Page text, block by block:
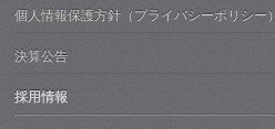
個人情報保護方針（プライバシーポリシー）
決算公告
採用情報